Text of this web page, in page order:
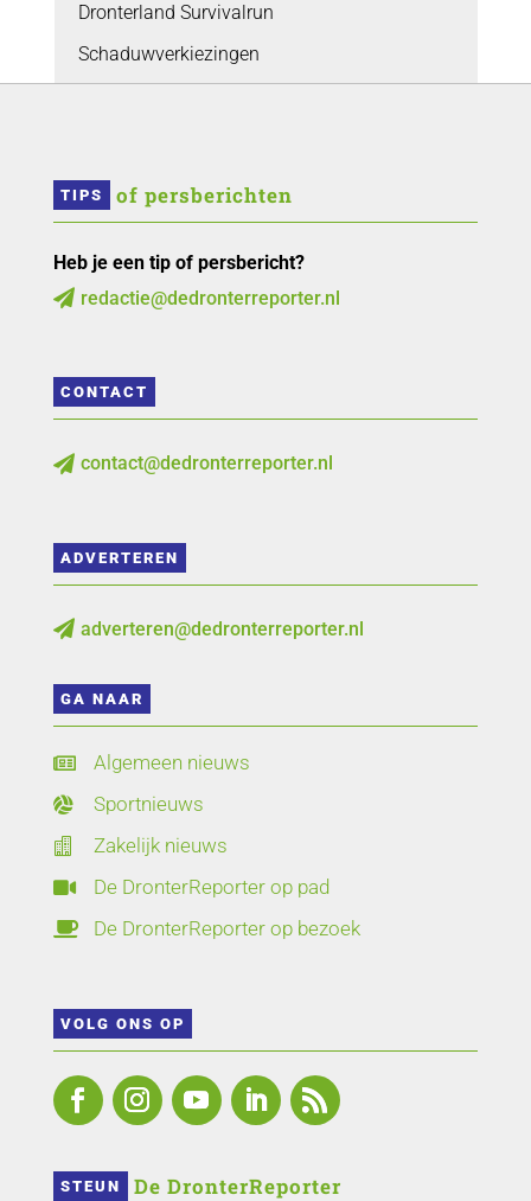
Dronterland Survivalrun
Schaduwverkiezingen
TIPS of persberichten
Heb je een tip of persbericht?
 redactie@dedronterreporter.nl
CONTACT
 contact@dedronterreporter.nl
ADVERTEREN
 adverteren@dedronterreporter.nl
GA NAAR
 Algemeen nieuws
 Sportnieuws
 Zakelijk nieuws
 De DronterReporter op pad
 De DronterReporter op bezoek
VOLG ONS OP
STEUN De DronterReporter